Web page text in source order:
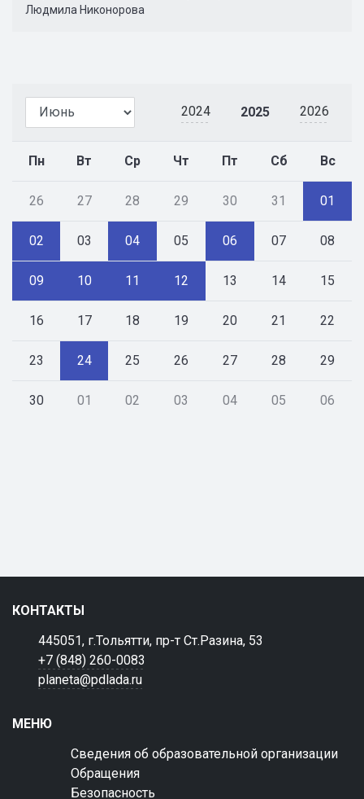
2024 2025 2026
Пн Вт Ср Чт Пт Сб Вс
26 27 28 29 30 31 01
02 03 04 05 06 07 08
09 10 11 12 13 14 15
16 17 18 19 20 21 22
23 24 25 26 27 28 29
30 01 02 03 04 05 06
Людмила Никонорова
КОНТАКТЫ
445051, г.Тольятти, пр-т Ст.Разина, 53
+7 (848) 260-0083
planeta@pdlada.ru
МЕНЮ
Сведения об образовательной организации
Обращения
Безопасность